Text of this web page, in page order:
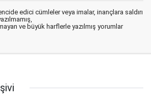
edici cümleler veya imalar, inançlara saldırı
ve büyük harflerle yazılmış yorumlar